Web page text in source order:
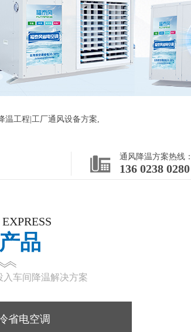
温工程|工厂通风设备方案,
通风降温方案热线：
136 0238 0280
品
入车间降温解决方案
省电空调